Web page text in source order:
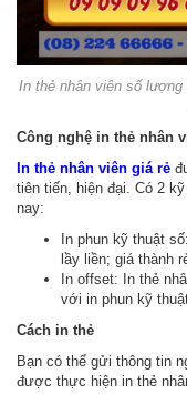
In thẻ nhân viên số
Công nghệ in thẻ nhân
In thẻ nhân viên giá rẻ
tiên tiến, hiện đại. Có 2
nay:
In phun kỹ thuật
lầy liền; giá thành
In offset: In thẻ
với in phun kỹ
Cách in thẻ
Bạn có thể gửi thông tin
được thực hiện in thẻ